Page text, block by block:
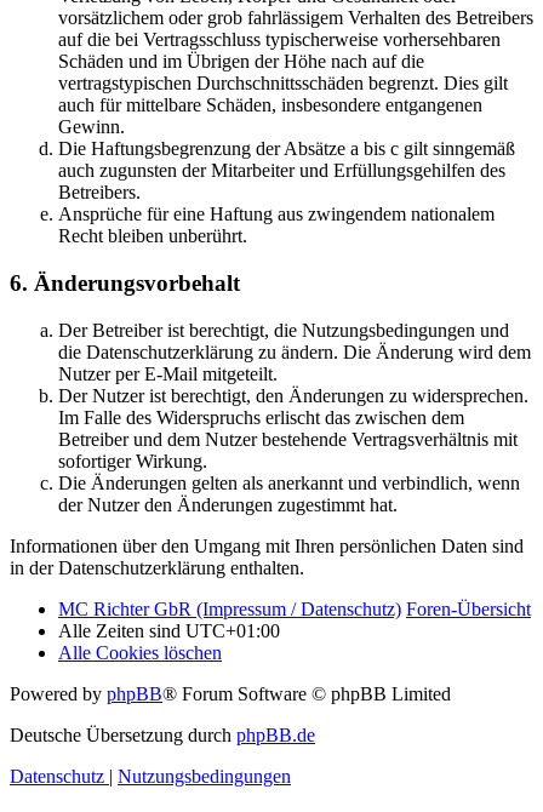
vorsätzlichem oder grob fahrlässigem Verhalten des Betreibers
auf die bei Vertragsschluss typischerweise vorhersehbaren
Schäden und im Übrigen der Höhe nach auf die
vertragstypischen Durchschnittsschäden begrenzt. Dies gilt
auch für mittelbare Schäden, insbesondere entgangenen
Gewinn.
Die Haftungsbegrenzung der Absätze a bis c gilt sinngemäß
auch zugunsten der Mitarbeiter und Erfüllungsgehilfen des
Betreibers.
Ansprüche für eine Haftung aus zwingendem nationalem
Recht bleiben unberührt.
6. Änderungsvorbehalt
Der Betreiber ist berechtigt, die Nutzungsbedingungen und
die Datenschutzerklärung zu ändern. Die Änderung wird dem
Nutzer per E-Mail mitgeteilt.
Der Nutzer ist berechtigt, den Änderungen zu widersprechen.
Im Falle des Widerspruchs erlischt das zwischen dem
Betreiber und dem Nutzer bestehende Vertragsverhältnis mit
sofortiger Wirkung.
Die Änderungen gelten als anerkannt und verbindlich, wenn
der Nutzer den Änderungen zugestimmt hat.
Informationen über den Umgang mit Ihren persönlichen Daten sind
in der Datenschutzerklärung enthalten.
MC Richter GbR (Impressum / Datenschutz) Foren-Übersicht
Alle Zeiten sind UTC+01:00
Alle Cookies löschen
Powered by phpBB® Forum Software © phpBB Limited
Deutsche Übersetzung durch phpBB.de
Datenschutz | Nutzungsbedingungen